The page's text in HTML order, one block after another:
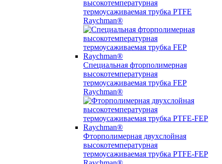
высокотемпературная
термоусаживаемая трубка PTFE
Raychman®
Специальная фторполимерная
высокотемпературная
термоусаживаемая трубка FEP
Raychman®
Фторполимерная двухслойная
высокотемпературная
термоусаживаемая трубка PTFE-FEP